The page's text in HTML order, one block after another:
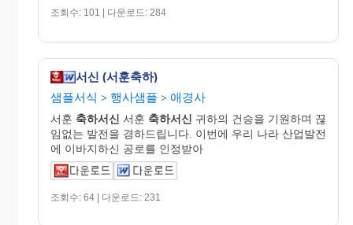
조회수: 101 | 다운로드: 284
서신 (서훈축하)
샘플서식 > 행사샘플 > 애경사
서훈 축하서신 서훈 축하서신 귀하의 건승을 기원하며 끊
임없는 발전을 경하드립니다. 이번에 우리 나라 산업발전
에 이바지하신 공로를 인정받아
조회수: 64 | 다운로드: 231